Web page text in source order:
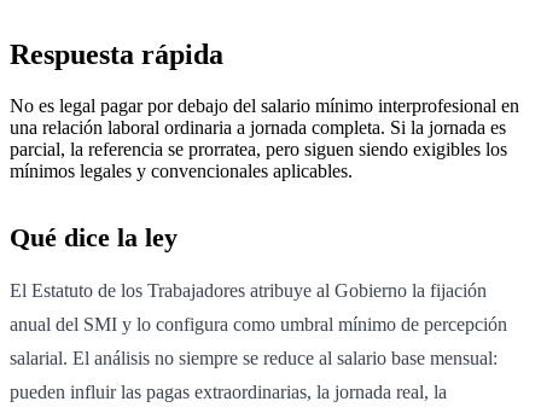
Respuesta rápida
No es legal pagar por debajo del salario mínimo interprofesional en
una relación laboral ordinaria a jornada completa. Si la jornada es
parcial, la referencia se prorratea, pero siguen siendo exigibles los
mínimos legales y convencionales aplicables.
Qué dice la ley
El Estatuto de los Trabajadores atribuye al Gobierno la fijación
anual del SMI y lo configura como umbral mínimo de percepción
salarial. El análisis no siempre se reduce al salario base mensual:
pueden influir las pagas extraordinarias, la jornada real, la